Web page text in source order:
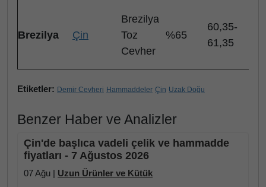
Brezilya Çin
Brezilya
Toz
Cevher
%65
60,35-
61,35
Etiketler: Demir Cevheri Hammaddeler Çin Uzak Doğu
Benzer Haber ve Analizler
Çin'de başlıca vadeli çelik ve hammadde
fiyatları - 7 Ağustos 2026
07 Ağu | Uzun Ürünler ve Kütük